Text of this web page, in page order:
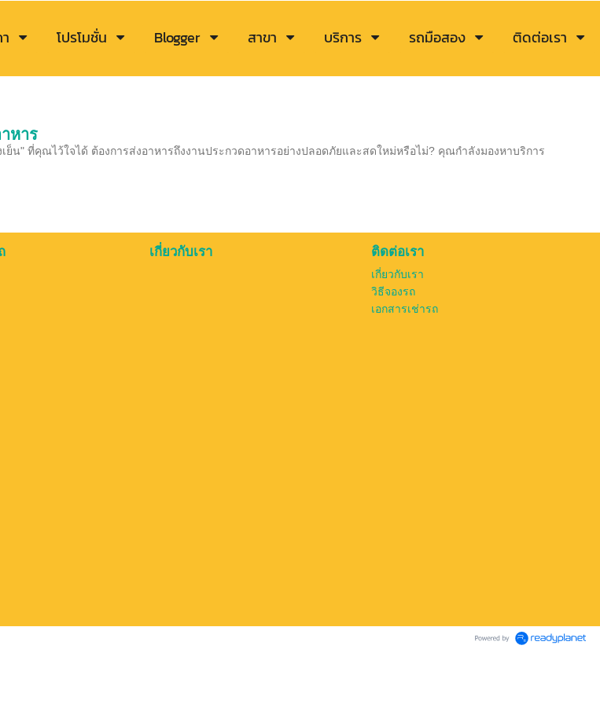
โปรโมชั่น Blogger สาขา บริการ รถมือสอง ติดต่อเรา
หาร
ย็น" ที่คุณไว้ใจได้ ต้องการส่งอาหารถึงงานประกวดอาหารอย่างปลอดภัยและสดใหม่หรือไม่? คุณกำลังมองหาบริการ
เกี่ยวกับเรา ติดต่อเรา
เกี่ยวกับเรา
วิธีจองรถ
เอกสารเช่ารถ